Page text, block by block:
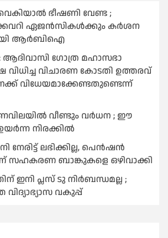
ഭീഷണി വേണ്ട ;
ഏജൻസികള്‍ക്കും കര്‍ശന
ആര്‍ബിഐ
ഗോത്ര മഹാസഭാ
വിധിച്ച വിചാരണ കോടതി ഉത്തരവ്
വിധേയമാക്കേണ്ടതുണ്ടെന്ന്
വീണ്ടും വര്‍ധന ; ഈ
നിരക്കില്‍
ലഭിക്കില്ല, പെൻഷൻ
സഹകരണ ബാങ്കുകളെ ഒഴിവാക്കി
ഇനി പ്ലസ് ടു നിര്‍ബന്ധമല്ല ;
വിദ്യാഭ്യാസ വകുപ്പ്